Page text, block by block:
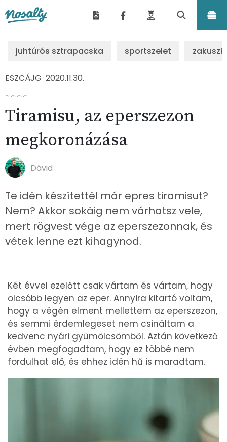
juhtúrós sztrapacska sportszelet
ESZCÁJG 2020.11.30.
Tiramisu, az eperszezon
megkoronázása
Dávid
Te idén készítettél már epres tiramisut?
Nem? Akkor sokáig nem várhatsz vele,
mert rögvest vége az eperszezonnak, és
vétek lenne ezt kihagynod.
Két évvel ezelőtt csak vártam és vártam, hogy
olcsóbb legyen az eper. Annyira kitartó voltam,
hogy a végén elment mellettem az eperszezon,
és semmi érdemlegeset nem csináltam a
kedvenc nyári gyümölcsömből. Aztán következő
évben megfogadtam, hogy ez többé nem
fordulhat elő, és ehhez idén hű is maradtam.